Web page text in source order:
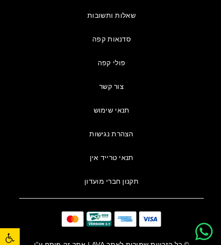
פתח סרגל נגישות
שאלות ותשובות
סדנאות קפה
פולי קפה
צור קשר
תנאי שימוש
הצהרת נגישות
תנאי טרייד אין
תקנון חברי מועדון